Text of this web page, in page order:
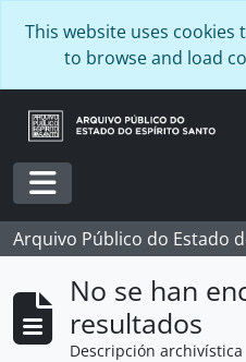
This website uses
to browse and load
Toggle navigation
Arquivo Público do Estado
No se han
resultados
Descripción archivística